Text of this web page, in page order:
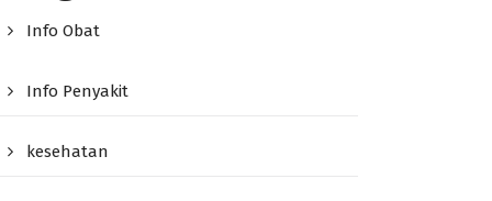
Info Obat
Info Penyakit
kesehatan